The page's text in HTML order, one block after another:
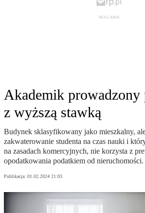
Akademik prowadzony
z wyższą stawką
Budynek sklasyfikowany jako mieszkalny,
zakwaterowanie studenta na czas nauki i
na zasadach komercyjnych, nie korzysta z
opodatkowania podatkiem od nieruchomości.
Publikacja: 01.02.2024 21:03